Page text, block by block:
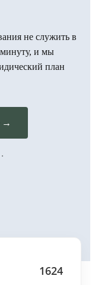
не служить в
минуту, и мы
план
→
1624